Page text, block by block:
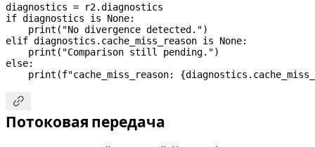
diagnostics = r2.diagnostics
if diagnostics is None:
    print
( "No divergence detected.")
elif diagnostics.cache_miss_reason is None:
    print
( "Comparison still pending.")
else:
    print
(f"cache_miss_reason: {

Потоковая передача